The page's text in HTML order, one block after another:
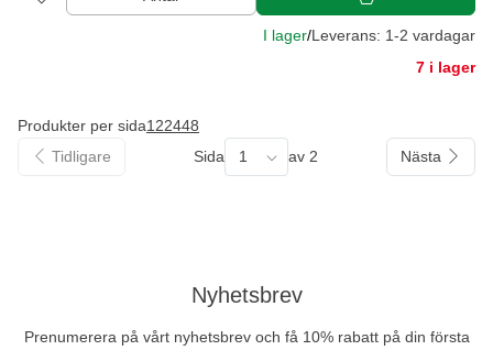
I lager/Leverans: 1-2 vardagar
7 i lager
Produkter per sida122448
Tidligare
Sida 1 av 2 Nästa
Nyhetsbrev
Prenumerera på vårt nyhetsbrev och få 10% rabatt på din första